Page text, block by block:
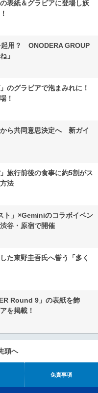
表紙＆グラビアに登場し妖
起用？ ONODERA GROUP
」
のグラビアで泡まみれに！
！
ら共同意思決定へ 新ガイ
旅行前後の食事に約5割がス
法
ト」×Geminiのコラボイベン
谷・原宿で開催
た東野圭吾氏へ誓う「多く
Round 9」の表紙を飾
を掲載！
頭へ
免責事項